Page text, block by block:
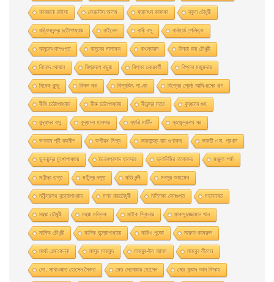
ফারজানা রাইসা ফেরদৌস আলম ফ্রানৎস কাফকা বকুল চৌধুরী
বঙ্কিমচন্দ্র চট্টোপাধ্যায় বাইবেল বানী বসু বার্নহার্ড শেলিঙ্ক
বাসুদেব দাশগুপ্ত বাসুবেদ মালাকর বাৎস্যায়ন বিনতা রায় চৌধুরী
বিনোদ ঘোষাল বিপ্রদাশ বড়ুয়া বিপ্লব চক্রবর্তী বিপ্লব মজুমদার
বিবেক কুন্ডু বিমল কর বিশ্বজিৎ পাণ্ডা বিশ্বের শ্রেষ্ঠ আদি-রসের গল্প
বীথি চট্টোপাধ্যায় বীরু চট্টোপাধ্যায় বীরেন্দ্র দত্ত বুদ্ধদেব গুহ
বুদ্ধদেব বসু বুদ্ধদেব হালদার ব্যারি মার্টিন ব্রজেন্দ্রনাথ ধর
ভগবান শ্রী রজনীশ ভগীরথ মিশ্র ভারতচন্দ্র রায় গুণাকর ভারতী এস. প্রধান
ভুবনচন্দ্র মুখোপাধ্যায় ভৈরবপ্রসাদ হালদার ভ্লাদিমির নাবোকভ মঞ্জুলা শর্মা
মণীন্দ্র গুপ্ত মণীন্দ্র দত্ত মতি নন্দী মনসুর আহমেদ
মনীন্দ্রনাথ বন্দ্যোপাধ্যায় মলয় রায়চৌধুরী মল্লিকা সেনগুপ্ত মহাভারত
মহুয়া চৌধুরী মহুয়া মল্লিক মাইক স্কিনার মাকসুদুজ্জামান খান
মানিক চৌধুরী মানিক বন্দ্যোপাধ্যায় মারিও পুজো মারুফ কামরুল
মার্থা এম'কেন্না মাসুদ মাহমুদ মাহবুব-উল আলম মাহবুব লীলেন
মাে. সাখাওয়াত হােসেন সৈকত মােঃ দেলােয়ার হােসেন মােঃ ফুয়াদ আল ফিদাহ